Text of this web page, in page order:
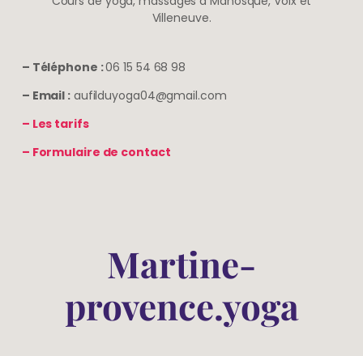
Villeneuve.
– Téléphone :06 15 54 68 98
– Email :aufilduyoga04@gmail.com
– Les tarifs
– Formulaire de contact
Martine-
provence.yoga